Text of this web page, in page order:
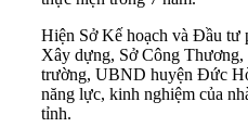
Hiện Sở Kế hoạch và Đầu tư
Xây dựng, Sở Công
trường, UBND huyện Đức
năng lực, kinh nghiệm của
tỉnh.